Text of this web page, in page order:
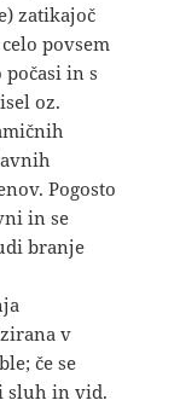
zatikajoč
povsem
in s
oz.
Pogosto
in se
branje
v
če se
sluh in vid.